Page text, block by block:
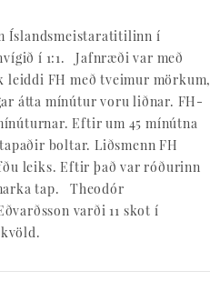
Íslandsmeistaratitilinn í
í 1:1. Jafnræði var með
FH með tveimur mörkum,
átta mínútur voru liðnar. FH-
Eftir um 45 mínútna
boltar. Liðsmenn FH
leiks. Eftir það var róðurinn
tap. Theodór
varði 11 skot í